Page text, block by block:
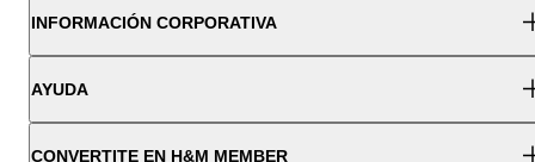
INFORMACIÓN CORPORATIVA
AYUDA
CONVERTITE EN H&M MEMBER